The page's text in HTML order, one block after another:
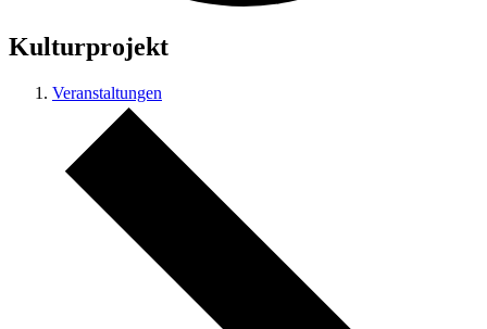
Kulturprojekt
Veranstaltungen